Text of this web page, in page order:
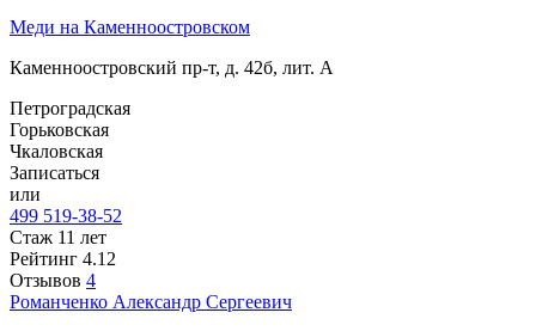
Меди на Каменноостровском
Каменноостровский пр-т, д. 42б, лит. А
Петроградская
Горьковская
Чкаловская
Записаться
или
499 519-38-52
Стаж 11 лет
Рейтинг 4.12
Отзывов 4
Романченко Александр Сергеевич